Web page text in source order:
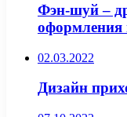
Фэн-шуй –
оформления
02.03.2022
Дизайн